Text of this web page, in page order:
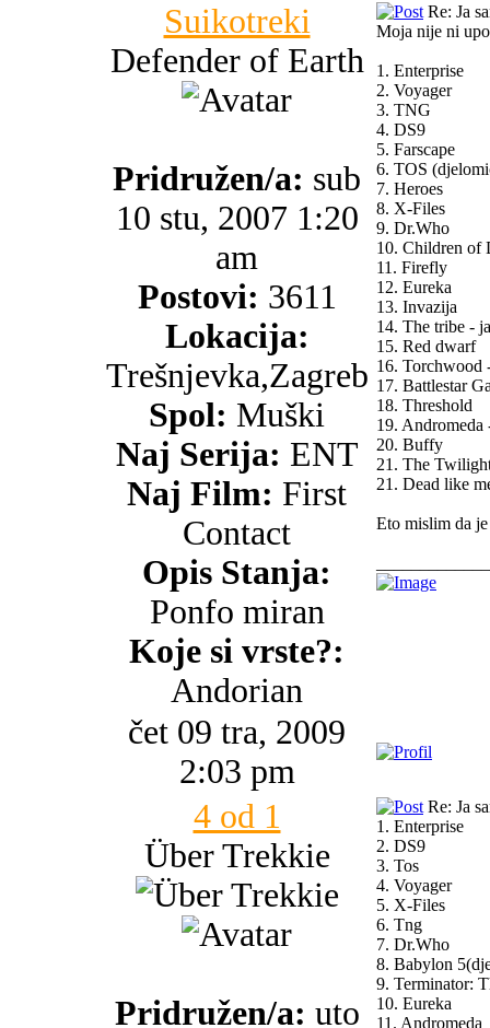
Suikotreki
Defender of Earth
Pridružen/a: sub
10 stu, 2007 1:20
am
Postovi: 3611
Lokacija:
Trešnjevka,Zagreb
Spol: Muški
Naj Serija: ENT
Naj Film: First
Contact
Opis Stanja:
Ponfo miran
Koje si vrste?:
Andorian
Re: Ja
Moja nije ni
1. Enterprise
2. Voyager
3. TNG
4. DS9
5. Farscape
6. TOS
7. Heroes
8. X-Files
9. Dr.Who
10. Children of
11. Firefly
12. Eureka
13. Invazija
14. The tribe -
15. Red dwarf
16. Torchwood
17. Battlestar
18. Threshold
19. Andromeda
20. Buffy
21. The
21. Dead like
Eto mislim da
čet 09 tra, 2009
2:03 pm
4 od 1
Über Trekkie
Pridružen/a: uto
Re: Ja
1. Enterprise
2. DS9
3. Tos
4. Voyager
5. X-Files
6. Tng
7. Dr.Who
8. Babylon
9. Terminator:
10. Eureka
11. Andromeda